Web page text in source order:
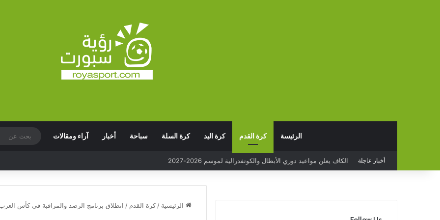
الرئيسة كرة القدم كرة اليد كرة السلة سباحة أخبار آراء ومقالات
أخبار عاجلة البدع يخسر أمام قيصري سبور التركي وديا
الرئيسية / كرة القدم / انطلاق برنامج الرصد والمراقبة في كأس العرب FIFA قطر 2025